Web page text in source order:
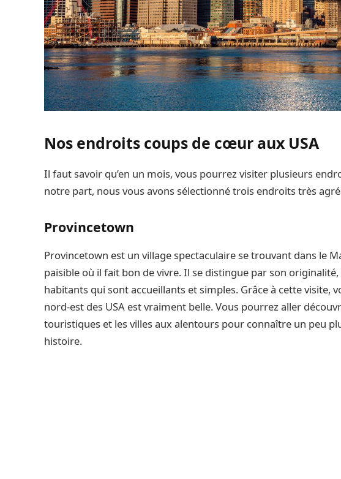
Nos endroits coups de cœur aux USA
Il faut savoir qu’en un mois, vous pourrez visiter plusieurs
notre part, nous vous avons sélectionné trois endroits très
Provincetown
Provincetown est un village spectaculaire se trouvant dans le
paisible où il fait bon de vivre. Il se distingue par son originalité,
habitants qui sont accueillants et simples. Grâce à cette visite,
nord-est des USA est vraiment belle. Vous pourrez aller
touristiques et les villes aux alentours pour connaître un peu
histoire.